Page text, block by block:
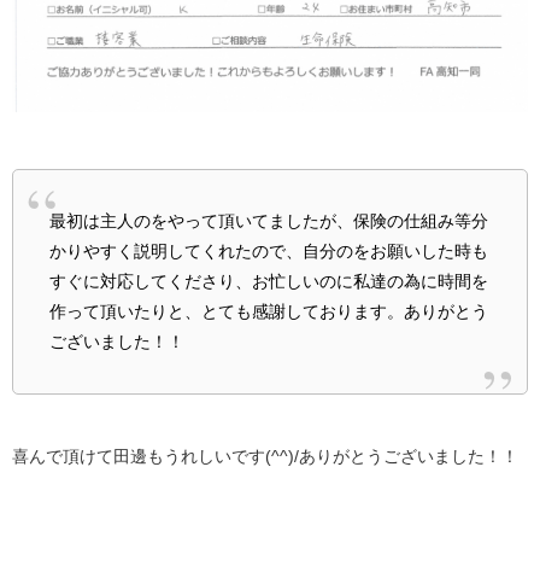
最初は主人のをやって頂いてましたが、保険の仕組み等分
かりやすく説明してくれたので、自分のをお願いした時も
すぐに対応してくださり、お忙しいのに私達の為に時間を
作って頂いたりと、とても感謝しております。ありがとう
ございました！！
喜んで頂けて田邊もうれしいです(^^)/ありがとうございました！！